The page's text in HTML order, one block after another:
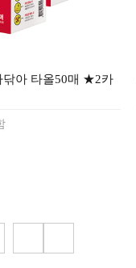
닦아 타올50매 ★2카